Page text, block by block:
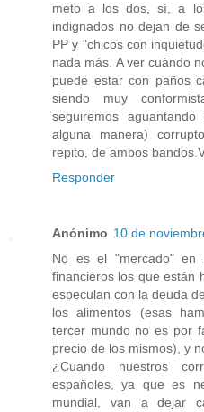
meto a los dos, sí, a
indignados no dejan de
PP y "chicos con
nada más. A ver cuándo
puede estar con paños
siendo muy
seguiremos
alguna manera)
repito, de ambos
Responder
Anónimo 10 de
No es el "mercado" en
financieros los que están
especulan con la deuda
los alimentos (esas
tercer mundo no es por
precio de los mismos), y
¿Cuando nuestros
españoles, ya que es
mundial, van a dejar